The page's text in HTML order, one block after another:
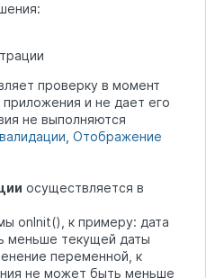
проверку в момент
и не дает его
не выполняются
Отображение
осуществляется в
onInit(), к примеру: дата
меньше текущей даты
переменной, к
не может быть меньше